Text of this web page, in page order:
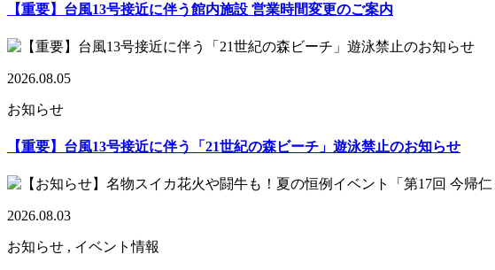
【重要】台風13号接近に伴う館内施設 営業時間変更のご案内
2026.08.05
お知らせ
【重要】台風13号接近に伴う「21世紀の森ビーチ」遊泳禁止のお知らせ
2026.08.03
お知らせ , イベント情報